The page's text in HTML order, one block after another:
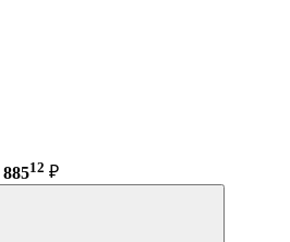
88512 ₽